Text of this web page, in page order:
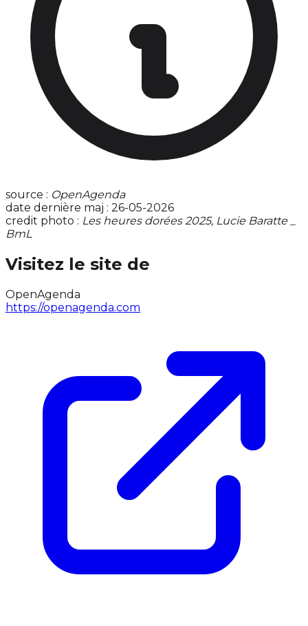
source : OpenAgenda
date dernière maj : 26-05-2026
credit photo : Les heures dorées 2025, Lucie Baratte _
BmL
Visitez le site de
OpenAgenda
https://openagenda.com